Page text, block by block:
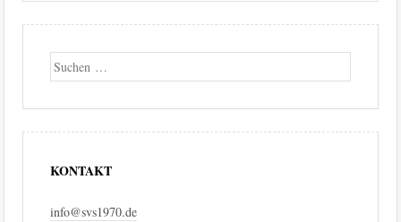
Suche
KONTAKT
info@svs1970.de